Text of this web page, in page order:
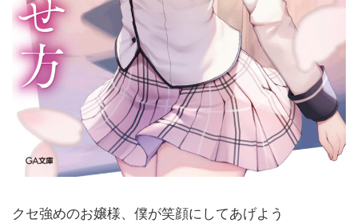
クセ強めのお嬢様、僕が笑顔にしてあげよう